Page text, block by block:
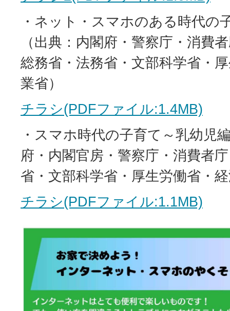
・ネット・スマホのある時代の
（出典：内閣府・警察庁・消費
総務省・法務省・文部科学省・
業省）
チラシ(PDFファイル:1.4MB)
・スマホ時代の子育て～乳幼児
府・内閣官房・警察庁・消費者
省・文部科学省・厚生労働省・
チラシ(PDFファイル:1.1MB)